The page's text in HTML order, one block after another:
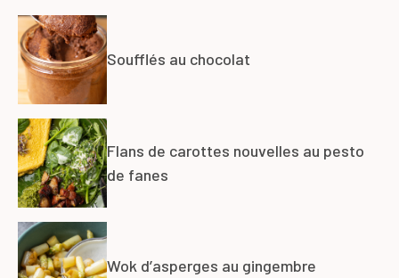
Soufflés au chocolat
Flans de carottes nouvelles au pesto
de fanes
Wok d’asperges au gingembre